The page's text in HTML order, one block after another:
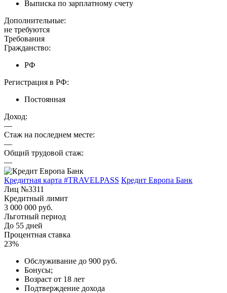
Выписка по зарплатному счету
Дополнительные:
не требуются
Требования
Гражданство:
РФ
Регистрация в РФ:
Постоянная
Доход:
—
Стаж на последнем месте:
—
Общий трудовой стаж:
—
Кредитная карта #TRAVELPASS Кредит Европа Банк
Лиц №3311
Кредитный лимит
3 000 000 руб.
Льготный период
До 55 дней
Процентная ставка
23%
Обслуживание до 900 руб.
Бонусы;
Возраст от 18 лет
Подтверждение дохода